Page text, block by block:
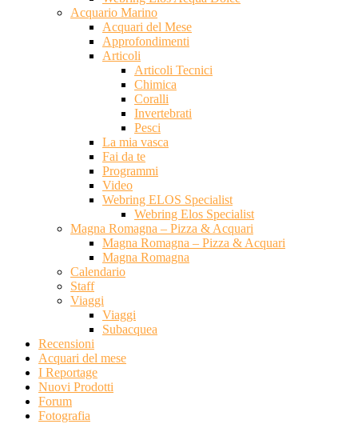
Acquario Marino
Acquari del Mese
Approfondimenti
Articoli
Articoli Tecnici
Chimica
Coralli
Invertebrati
Pesci
La mia vasca
Fai da te
Programmi
Video
Webring ELOS Specialist
Webring Elos Specialist
Magna Romagna – Pizza & Acquari
Magna Romagna – Pizza & Acquari
Magna Romagna
Calendario
Staff
Viaggi
Viaggi
Subacquea
Recensioni
Acquari del mese
I Reportage
Nuovi Prodotti
Forum
Fotografia